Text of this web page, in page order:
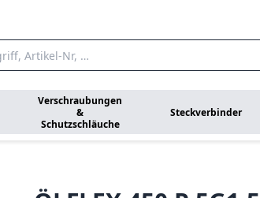
Verschraubungen
&
Schutzschläuche
Steckverbinder